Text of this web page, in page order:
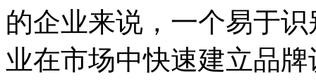
的企业来说，一个易于
业在市场中快速建立品